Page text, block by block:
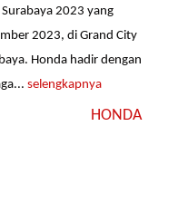
2023 yang
2023, di Grand City
Honda hadir dengan
selengkapnya
HONDA